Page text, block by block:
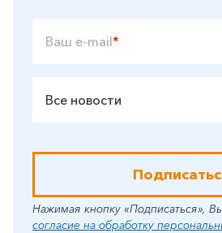
Ваш e-mail*
Все новости
Нажимая кнопку «Подписаться»,
согласие на обработку